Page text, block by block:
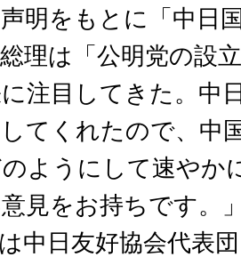
明をもとに「中日
理は「公明党の設
注目してきた。中
てくれたので、中
ようにして速やか
見をお持ちです。
中日友好協会代表